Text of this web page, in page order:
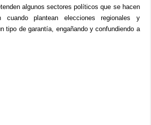
algunos sectores políticos que se hacen
cuando plantean elecciones regionales y
tipo de garantía, engañando y confundiendo a